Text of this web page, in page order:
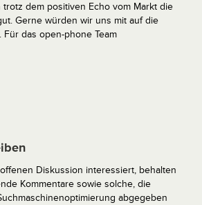
dem positiven Echo vom Markt die
Gerne würden wir uns mit auf die
Für das open-phone Team
Diskussion interessiert, behalten
Kommentare sowie solche, die
abgegeben